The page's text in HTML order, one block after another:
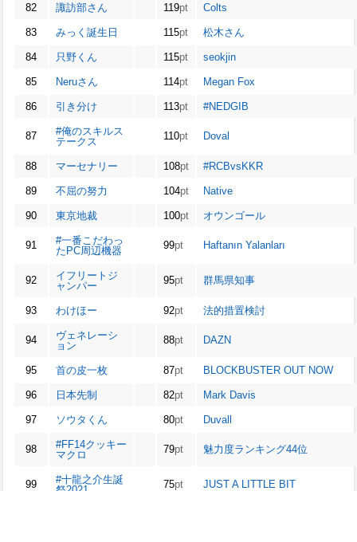
82 諏訪部さん 119pt Colts
83 みっく誕生日 115pt 松木さん
84 只野くん 115pt seokjin
85 Neruさん 114pt Megan Fox
86 引き分け 113pt #NEDGIB
87
#俺のスキルス
テークス
110pt Doval
88 マーセナリー 108pt #RCBvsKKR
89 不屈の努力 104pt Native
90 東京地裁 100pt オウンゴール
91
#一番こだわっ
たPC周辺機器
99pt Haftanın Yalanları
92
イフリートジ
ャンパー
95pt 群馬県知事
93 わけほー 92pt 法的措置検討
94
ヴェネレーシ
ョン
88pt DAZN
95 首の皮一枚 87pt BLOCKBUSTER OUT NOW
96 日本先制 82pt Mark Davis
97 ソウタくん 80pt Duvall
98
#FF14クッキー
マクロ
79pt 魅力度ランキング44位
99
#十龍之介生誕
祭2021
75pt JUST A LITTLE BIT